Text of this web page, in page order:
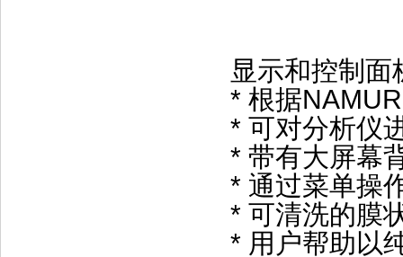
显示和控制面
* 根据
* 可对分析仪
* 带有大屏幕
* 通过菜单操
* 可清洗的膜
* 用户帮助以